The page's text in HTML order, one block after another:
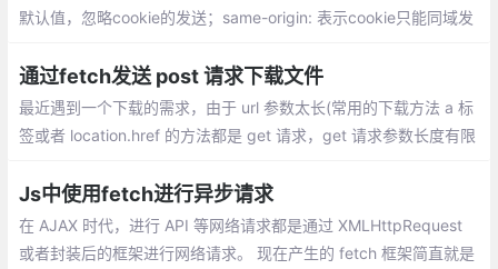
默认值，忽略cookie的发送；same-origin: 表示cookie只能同域发
发送
通过fetch发送 post 请求下载文件
最近遇到一个下载的需求，由于 url 参数太长(常用的下载方法 a 标
签或者 location.href 的方法都是 get 请求，get 请求参数长度有限
ST 方法进行下载，比较容易实现
Js中使用fetch进行异步请求
在 AJAX 时代，进行 API 等网络请求都是通过 XMLHttpRequest
或者封装后的框架进行网络请求。 现在产生的 fetch 框架简直就是